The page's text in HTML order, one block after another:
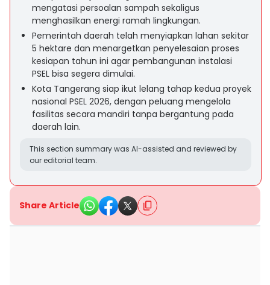
mengatasi persoalan sampah sekaligus
menghasilkan energi ramah lingkungan.
Pemerintah daerah telah menyiapkan lahan sekitar
5 hektare dan menargetkan penyelesaian proses
kesiapan tahun ini agar pembangunan instalasi
PSEL bisa segera dimulai.
Kota Tangerang siap ikut lelang tahap kedua proyek
nasional PSEL 2026, dengan peluang mengelola
fasilitas secara mandiri tanpa bergantung pada
daerah lain.
This section summary was AI-assisted and reviewed by
our editorial team.
Share Article